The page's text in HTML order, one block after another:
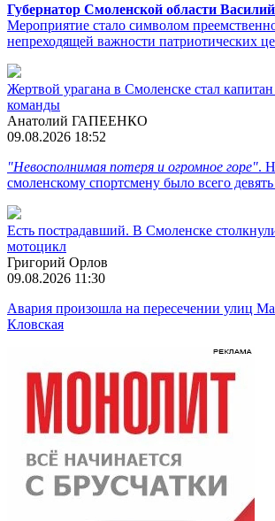
Губернатор Смоленской области
Мероприятие стало символом
непреходящей важности патриотических
Жертвой урагана в Смоленске стал
команды
Анатолий ГАПЕЕНКО
09.08.2026 18:52
"Невосполнимая потеря и огромное горе".
смоленскому спортсмену было всего девять
Есть пострадавший. В Смоленске
мотоцикл
Григорий Орлов
09.08.2026 11:30
Авария произошла на пересечении улиц
Кловская